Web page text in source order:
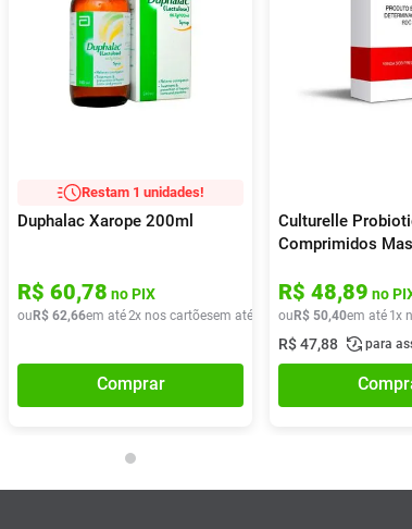
x deR$ 39,35
Restam 1 unidades!
Duphalac Xarope 200ml
R$ 60,78 no PIX
ou R$ 62,66em até2x nos cartõesem até x deR$ 31,33
Comprar
Culturelle
Comprimidos
R$ 48,89 no
ou R$ 50,40em até 1x
R$47,88 para